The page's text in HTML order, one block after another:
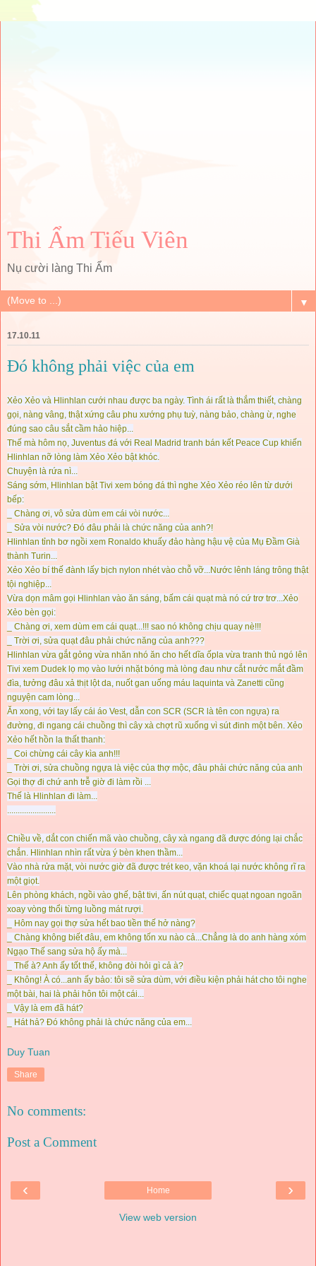
Thi Ẩm Tiếu Viên
Nụ cười làng Thi Ẩm
▼
17.10.11
Đó không phải việc của em
Xẻo Xẻo và Hlinhlan cưới nhau được ba ngày. Tình ái rất là thắm thiết, chàng
gọi, nàng vâng, thật xứng câu phu xướng phụ tuỳ, nàng bảo, chàng ừ, nghe
đúng sao câu sắt cầm hảo hiệp...
Thế mà hôm nọ, Juventus đá với Real Madrid tranh bán kết Peace Cup khiến
Hlinhlan nỡ lòng làm Xẻo Xẻo bật khóc.
Chuyện là rứa nì...
Sáng sớm, Hlinhlan bật Tivi xem bóng đá thì nghe Xẻo Xẻo réo lên từ dưới
bếp:
_ Chàng ơi, vô sửa dùm em cái vòi nước...
_ Sửa vòi nước? Đó đâu phải là chức năng của anh?!
Hlinhlan tỉnh bơ ngồi xem Ronaldo khuấy đảo hàng hậu vệ của Mụ Đầm Già
thành Turin...
Xẻo Xẻo bí thế đành lấy bịch nylon nhét vào chỗ vỡ...Nước lênh láng trông thật
tội nghiệp...
Vừa dọn mâm gọi Hlinhlan vào ăn sáng, bấm cái quạt mà nó cứ trơ trơ...Xẻo
Xẻo bèn gọi:
_ Chàng ơi, xem dùm em cái quạt...!!! sao nó không chịu quay nè!!!
_ Trời ơi, sửa quạt đâu phải chức năng của anh???
Hlinhlan vừa gắt gỏng vừa nhăn nhó ăn cho hết dĩa ốpla vừa tranh thủ ngó lên
Tivi xem Dudek lọ mọ vào lưới nhặt bóng mà lòng đau như cắt nước mắt đầm
đìa, tưởng đâu xả thịt lột da, nuốt gan uống máu Iaquinta và Zanetti cũng
nguyện cam lòng...
Ăn xong, với tay lấy cái áo Vest, dẫn con SCR (SCR là tên con ngựa) ra
đường, đi ngang cái chuồng thì cây xà chợt rũ xuống vì sút đinh một bên. Xẻo
Xẻo hết hồn la thất thanh:
_ Coi chừng cái cây kìa anh!!!
_ Trời ơi, sửa chuồng ngựa là việc của thợ mộc, đâu phải chức năng của anh
Gọi thợ đi chứ anh trễ giờ đi làm rồi ...
Thế là Hlinhlan đi làm...
.......................
Chiều về, dắt con chiến mã vào chuồng, cây xà ngang đã được đóng lại chắc
chắn. Hlinhlan nhìn rất vừa ý bèn khen thầm...
Vào nhà rửa mặt, vòi nước giờ đã được trét keo, vặn khoá lại nước không rĩ ra
một giọt.
Lên phòng khách, ngồi vào ghế, bật tivi, ấn nút quạt, chiếc quạt ngoan ngoãn
xoay vòng thổi từng luồng mát rượi.
_ Hôm nay gọi thợ sửa hết bao tiền thế hở nàng?
_ Chàng không biết đâu, em không tốn xu nào cả...Chẳng là do anh hàng xóm
Ngạo Thế sang sửa hộ ấy mà...
_ Thế à? Anh ấy tốt thế, không đòi hỏi gì cả à?
_ Không! À có...anh ấy bảo: tôi sẽ sửa dùm, với điều kiện phải hát cho tôi nghe
một bài, hai là phải hôn tôi một cái...
_ Vậy là em đã hát?
_ Hát hả? Đó không phải là chức năng của em...
Duy Tuan
Share
No comments:
Post a Comment
‹ ›
Home
View web version